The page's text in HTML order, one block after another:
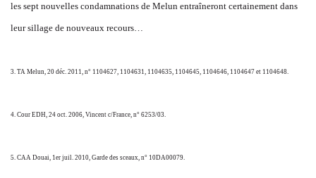
les sept nouvelles condamnations de Melun entraîneront certainement dans
leur sillage de nouveaux recours…
3. TA Melun, 20 déc. 2011, n° 1104627, 1104631, 1104635, 1104645, 1104646, 1104647 et 1104648.
4. Cour EDH, 24 oct. 2006, Vincent c/France, n° 6253/03.
5. CAA Douai, 1er juil. 2010, Garde des sceaux, n° 10DA00079.